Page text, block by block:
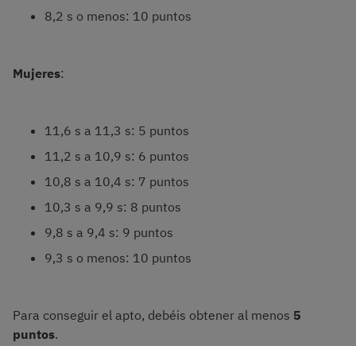
8,2 s o menos: 10 puntos
Mujeres:
11,6 s a 11,3 s: 5 puntos
11,2 s a 10,9 s: 6 puntos
10,8 s a 10,4 s: 7 puntos
10,3 s a 9,9 s: 8 puntos
9,8 s a 9,4 s: 9 puntos
9,3 s o menos: 10 puntos
Para conseguir el apto, debéis obtener al menos 5
puntos.